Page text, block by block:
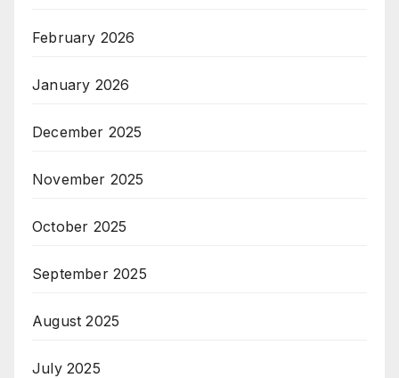
February 2026
January 2026
December 2025
November 2025
October 2025
September 2025
August 2025
July 2025